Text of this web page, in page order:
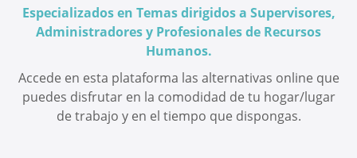
Especializados en Temas dirigidos a Supervisores,
Administradores y Profesionales de Recursos
Humanos.
Accede en esta plataforma las alternativas online que
puedes disfrutar en la comodidad de tu hogar/lugar
de trabajo y en el tiempo que dispongas.